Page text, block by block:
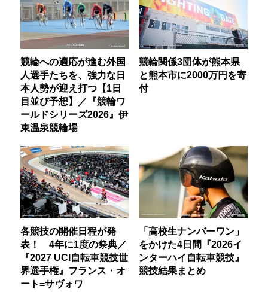
競輪への適応が進む外国
人選手たちを、強力な日
本人勢が迎え打つ【1日
目並び予想】／『競輪ワ
ールドシリーズ2026』伊
東温泉競輪場
競輪関係3団体が熊本県
と熊本市に2000万円を寄
付
各競技の開催日程が発
表！ 4年に1度の祭典／
『2027 UCI自転車競技世
界選手権』フランス・オ
ート=サヴォワ
「高校生ナンバーワン」
をかけた4日間『2026イ
ンターハイ自転車競技』
競技結果まとめ